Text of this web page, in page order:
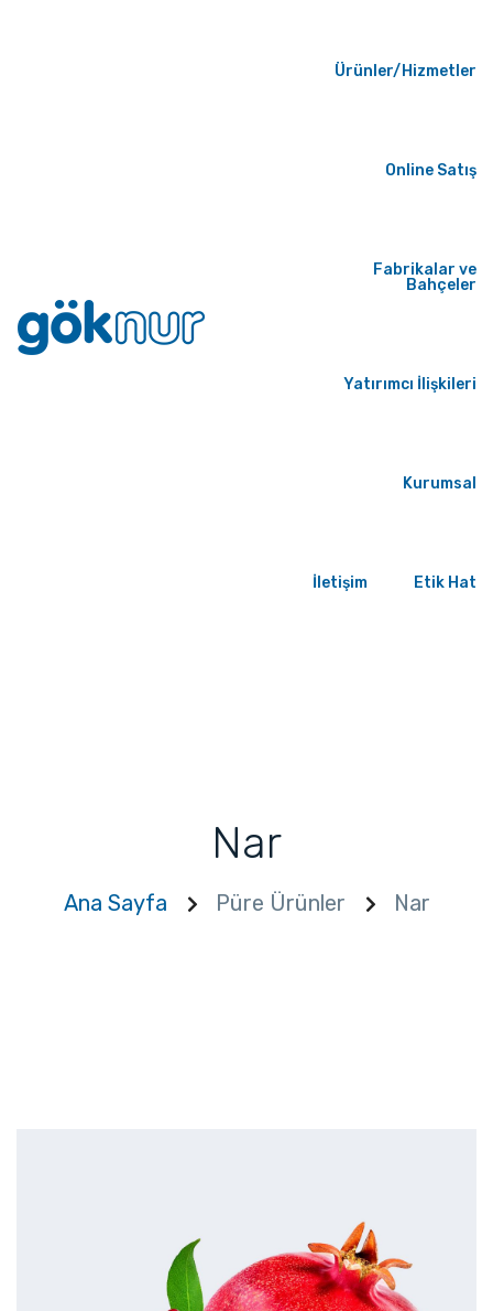
Ürünler/Hizmetler
Online Satış
Fabrikalar ve
Bahçeler
Yatırımcı İlişkileri
Kurumsal
İletişim Etik Hat
Nar
Ana Sayfa Püre Ürünler Nar